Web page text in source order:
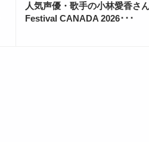
人気声優・歌手の小林愛香さ
Festival CANADA 2026･･･